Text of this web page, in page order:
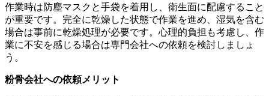
作業時は防塵マスクと手袋を着用し、衛生面に配慮すること
が重要です。完全に乾燥した状態で作業を進め、湿気を含む
場合は事前に乾燥処理が必要です。心理的負担も考慮し、作
業に不安を感じる場合は専門会社への依頼を検討しましょ
う。
粉骨会社への依頼メリット